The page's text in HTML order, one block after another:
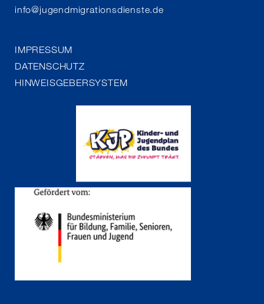
info@jugendmigrationsdienste.de
IMPRESSUM
DATENSCHUTZ
HINWEISGEBERSYSTEM